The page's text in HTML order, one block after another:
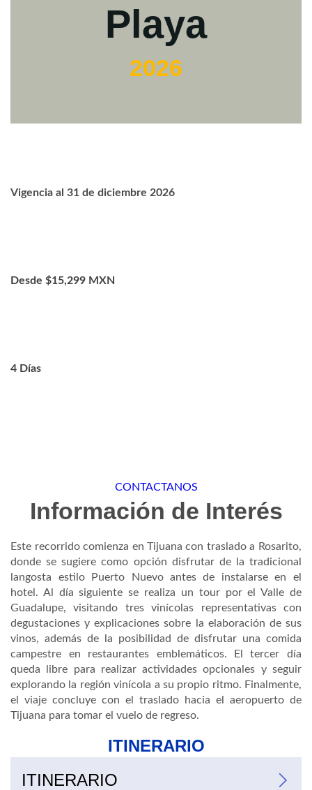
Playa
2026
Vigencia al 31 de diciembre 2026
Desde $15,299 MXN
4 Días
CONTACTANOS
Información de Interés
Este recorrido comienza en Tijuana con traslado a Rosarito,
donde se sugiere como opción disfrutar de la tradicional
langosta estilo Puerto Nuevo antes de instalarse en el
hotel. Al día siguiente se realiza un tour por el Valle de
Guadalupe, visitando tres vinícolas representativas con
degustaciones y explicaciones sobre la elaboración de sus
vinos, además de la posibilidad de disfrutar una comida
campestre en restaurantes emblemáticos. El tercer día
queda libre para realizar actividades opcionales y seguir
explorando la región vinícola a su propio ritmo. Finalmente,
el viaje concluye con el traslado hacia el aeropuerto de
Tijuana para tomar el vuelo de regreso.​
ITINERARIO
ITINERARIO